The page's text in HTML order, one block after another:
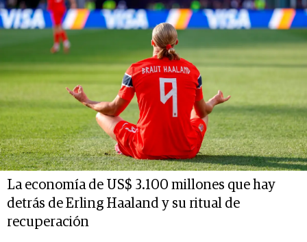
La economía de US$ 3.100 millones que hay
detrás de Erling Haaland y su ritual de
recuperación